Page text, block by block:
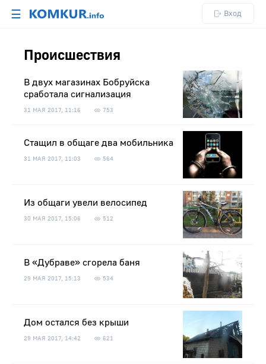
☰ Вход
Происшествия
В двух магазинах Бобруйска
сработала сигнализация
31 МАЯ 2017, 11:16 753
Стащил в общаге два мобильника
31 МАЯ 2017, 11:03 564
Из общаги увели велосипед
30 МАЯ 2017, 15:06 512
В «Дубраве» сгорела баня
29 МАЯ 2017, 15:13 534
Дом остался без крыши
29 МАЯ 2017, 14:42 621